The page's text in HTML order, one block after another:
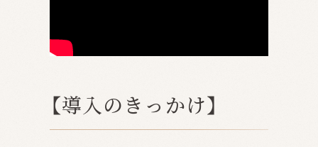
【導入のきっかけ】